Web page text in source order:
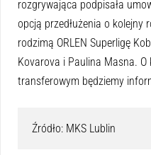
rozgrywająca podpisała
opcją przedłużenia o kolejny
rodzimą ORLEN Superligę
Kovarova i Paulina Masna.
transferowym będziemy
Źródło: MKS Lublin